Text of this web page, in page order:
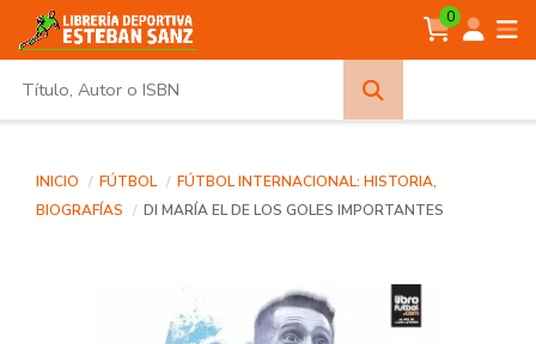
0
INICIO FÚTBOL
FÚTBOL INTERNACIONAL: HISTORIA,
BIOGRAFÍAS
DI MARÍA EL DE LOS GOLES IMPORTANTES